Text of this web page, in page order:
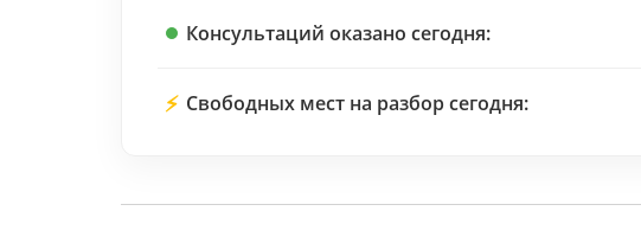
Консультаций оказано сегодня:
⚡ Свободных мест на разбор сегодня: